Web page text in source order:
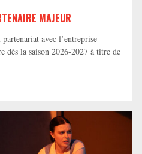
MAJEUR
avec l’entreprise
dès la saison 2026-2027 à titre de